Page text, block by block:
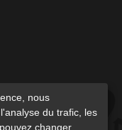
nous
du trafic, les
changer